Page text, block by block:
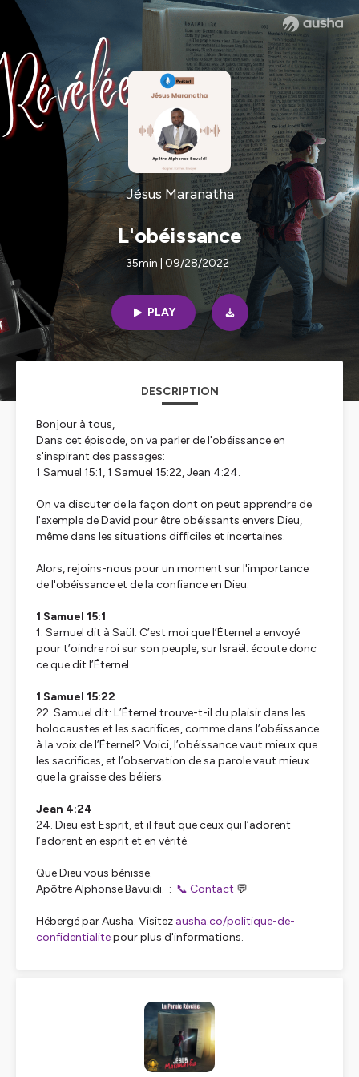
Jésus Maranatha
L'obéissance
35min | 09/28/2022
PLAY
DESCRIPTION
Bonjour à tous,
Dans cet épisode, on va parler de l'obéissance en
s'inspirant des passages:
1 Samuel 15:1, 1 Samuel 15:22, Jean 4:24.
On va discuter de la façon dont on peut apprendre de
l'exemple de David pour être obéissants envers Dieu,
même dans les situations difficiles et incertaines.
Alors, rejoins-nous pour un moment sur l'importance
de l'obéissance et de la confiance en Dieu.
1 Samuel 15:1
1. Samuel dit à Saül: C’est moi que l’Éternel a envoyé
pour t’oindre roi sur son peuple, sur Israël: écoute donc
ce que dit l’Éternel.
1 Samuel 15:22
22. Samuel dit: L’Éternel trouve-t-il du plaisir dans les
holocaustes et les sacrifices, comme dans l’obéissance
à la voix de l’Éternel? Voici, l’obéissance vaut mieux que
les sacrifices, et l’observation de sa parole vaut mieux
que la graisse des béliers.
Jean 4:24
24. Dieu est Esprit, et il faut que ceux qui l’adorent
l’adorent en esprit et en vérité.
Que Dieu vous bénisse.
Apôtre Alphonse Bavuidi. : 📞 Contact 💬
Hébergé par Ausha. Visitez ausha.co/politique-de-
confidentialitepour plus d'informations.